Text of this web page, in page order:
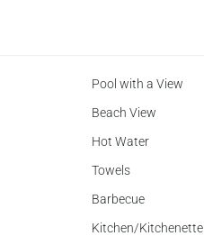
Pool with a View
Beach View
Hot Water
Towels
Barbecue
Kitchen/Kitchenette